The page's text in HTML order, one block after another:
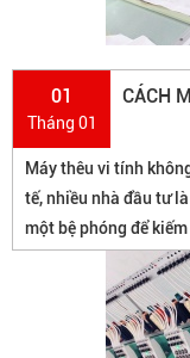
01
Tháng 01
CÁCH
Máy thêu vi tính
tế, nhiều nhà đầu tư
một bệ phóng để